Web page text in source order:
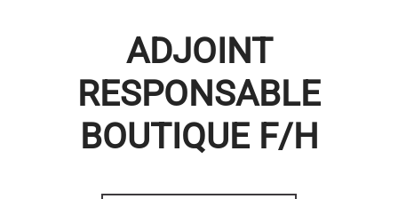
ADJOINT
RESPONSABLE
BOUTIQUE F/H